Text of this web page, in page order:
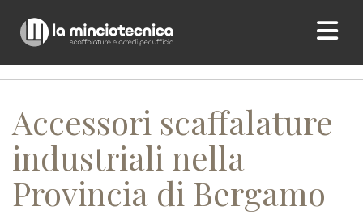
Home/ Accessori scaffalature industriali nella Provincia di
Accessori scaffalature
industriali nella
Provincia di Bergamo